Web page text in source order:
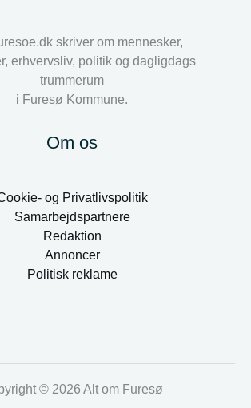
skriver om mennesker,
erhvervsliv, politik og dagligdags
trummerum
i Furesø Kommune.
Om os
og Privatlivspolitik
Samarbejdspartnere
Redaktion
Annoncer
Politisk reklame
© 2026 Alt om Furesø